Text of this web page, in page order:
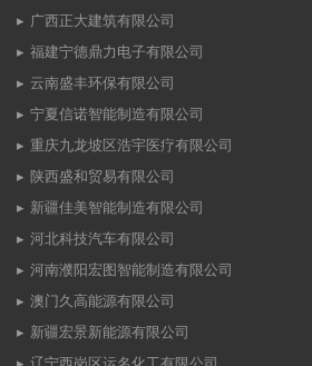
广西正大建筑有限公司
福建宁德鼎力电子有限公司
云南盛丰环保有限公司
宁夏信诺智能制造有限公司
重庆九龙坡区浩宇医疗有限公司
陕西盛和贸易有限公司
新疆佳美智能制造有限公司
河北科技汽车有限公司
河南濮阳宏图智能制造有限公司
澳门久高能源有限公司
新疆宏景新能源有限公司